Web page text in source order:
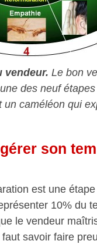
vendeur. Le bon
des neuf
un caméléon qui
son
est une
10% du
le vendeur
savoir faire